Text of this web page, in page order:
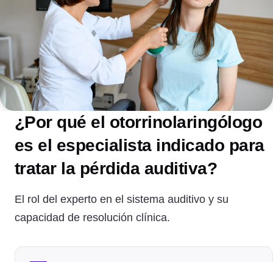
¿Por qué el otorrinolaringólogo
es el especialista indicado para
tratar la pérdida auditiva?
El rol del experto en el sistema auditivo y su
capacidad de resolución clínica.